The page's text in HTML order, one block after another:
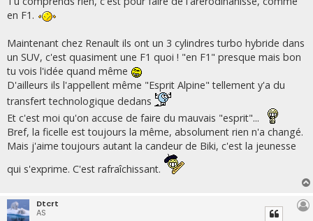
en F1.
Maintenant chez Renault ils ont un 3 cylindres turbo hybride dans
un SUV, c'est quasiment une F1 quoi ! "en F1" presque mais bon
tu vois l'idée quand même
D'ailleurs ils l'appellent même "Esprit Alpine" tellement y'a du
transfert technologique dedans
Et c'est moi qu'on accuse de faire du mauvais "esprit"...
Bref, la ficelle est toujours la même, absolument rien n'a changé.
Mais j'aime toujours autant la candeur de Biki, c'est la jeunesse
qui s'exprime. C'est rafraîchissant.
Dtcrt
AS